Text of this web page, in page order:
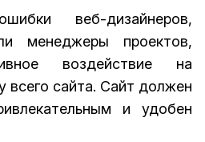
веб-дизайнеров,
менеджеры проектов,
воздействие на
всего сайта. Сайт должен
и удобен